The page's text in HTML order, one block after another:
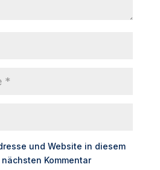
und Website in diesem
Kommentar